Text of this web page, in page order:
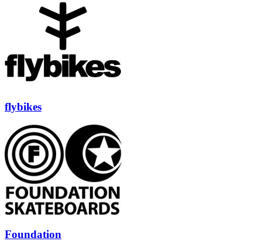
flybikes
Foundation